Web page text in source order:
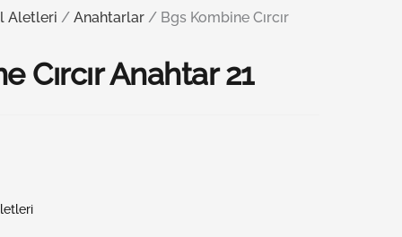
Aletleri /Anahtarlar / Bgs Kombine Cırcır
Cırcır Anahtar 21